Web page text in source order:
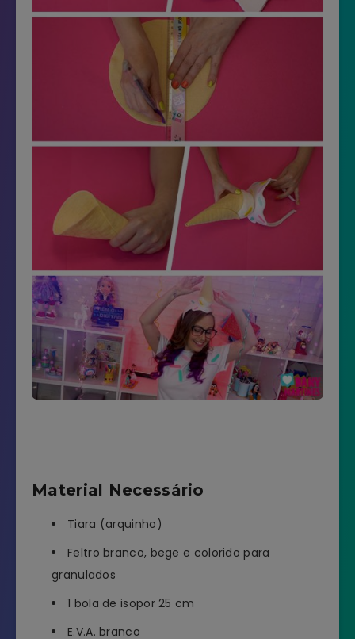
Material Necessário
Tiara (arquinho)
Feltro branco, bege e colorido para
granulados
1 bola de isopor 25 cm
E.V.A. branco